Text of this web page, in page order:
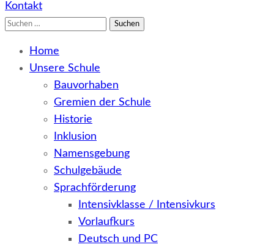
Kontakt
Suchen
Home
Unsere Schule
Bauvorhaben
Gremien der Schule
Historie
Inklusion
Namensgebung
Schulgebäude
Sprachförderung
Intensivklasse / Intensivkurs
Vorlaufkurs
Deutsch und PC